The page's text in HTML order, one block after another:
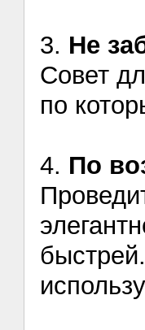
3. Не
Совет
по
4. По